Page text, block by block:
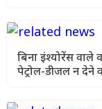
फैसला
बिना इंश्योरेंस वाले
पेट्रोल-डीजल न देने